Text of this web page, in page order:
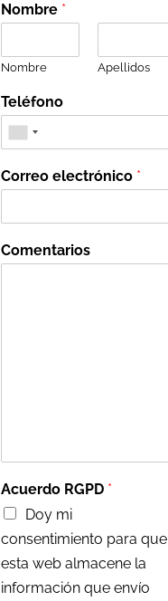
Nombre *
Nombre Apellidos
Teléfono
Correo electrónico *
Comentarios
Acuerdo RGPD *
Doy mi
consentimiento para que
esta web almacene la
información que envío